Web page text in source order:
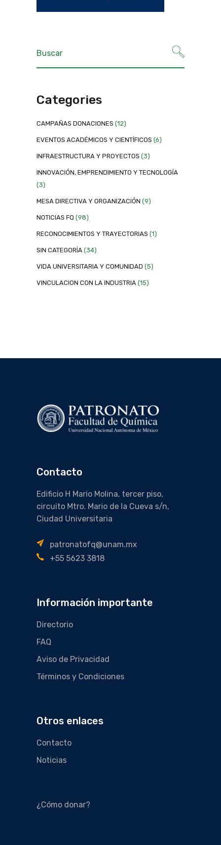
Categories
CAMPAÑAS DONACIONES (12)
EVENTOS ACADÉMICOS Y CIENTÍFICOS (6)
INFRAESTRUCTURA Y PROYECTOS (3)
INNOVACIÓN, EMPRENDIMIENTO Y TECNOLOGÍA
(3)
MESA DIRECTIVA Y ORGANIZACIÓN (9)
NOTICIAS FQ (98)
RECONOCIMIENTOS Y TRAYECTORIAS (1)
SIN CATEGORÍA (34)
VIDA UNIVERSITARIA Y COMUNIDAD (5)
VINCULACION CON LA INDUSTRIA (15)
Contacto
Edificio H Mario Molina, tercer piso,
circuito Mtro. Mario de la Cueva s/n,
Ciudad Universitaria
patronatofq@unam.mx
+55 5623 3818
Información importante
Directorio
FAQ
Aviso de Privacidad
Términos y Condiciones
Otros enlaces
Contacto
Noticias
¿Cómo donar?